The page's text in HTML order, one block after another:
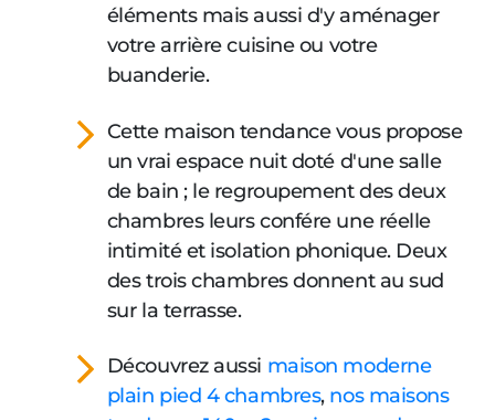
éléments mais aussi d'y aménager
votre arrière cuisine ou votre
buanderie.
Cette maison tendance vous propose
un vrai espace nuit doté d'une salle
de bain ; le regroupement des deux
chambres leurs confére une réelle
intimité et isolation phonique. Deux
des trois chambres donnent au sud
sur la terrasse.
Découvrez aussi maison moderne
plain pied 4 chambres, nos maisons